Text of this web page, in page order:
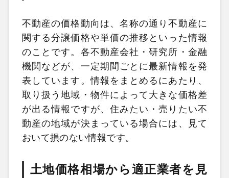
不動産の価格動向は、名称の通り不動産に
関する分譲価格や単価の推移といった情報
のことです。各不動産会社・研究所・金融
機関などが、一定期間ごとに最新情報を発
表しています。情報をまとめるにあたり、
取り扱う地域・物件によって大きな価格差
が出る情報ですが、住みたい・売りたい不
動産の地域が決まっている場合には、見て
おいて損のない情報です。
土地価格相場から適正業者を見